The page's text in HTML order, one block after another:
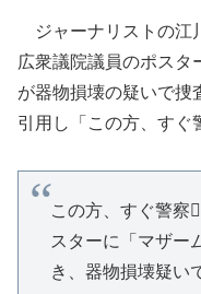
ジャーナリストの江
広衆議院議員のポスタ
が器物損壊の疑いで捜
引用し「この方、すぐ
この方、すぐ警察
スターに「マザ
き、器物損壊疑い